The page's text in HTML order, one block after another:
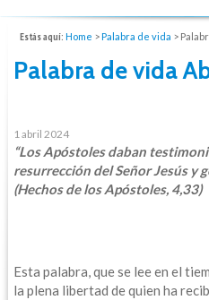
Estás aquí: Home >Palabra de vida >
Palabra de vida
1 abril 2024
“Los Apóstoles daban
resurrección del Señor Jesús y
(Hechos de los Apóstoles, 4,33)
Esta palabra, que se lee en el
la plena libertad de quien ha